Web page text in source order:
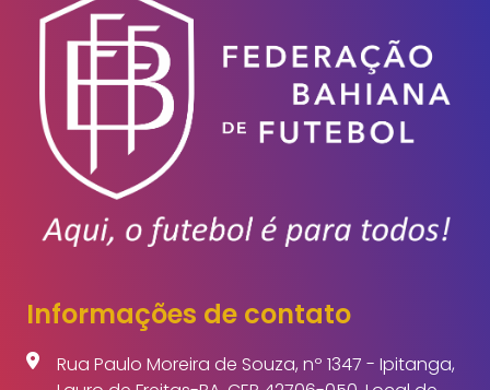
Informações de contato
Rua Paulo Moreira de Souza, nº 1347 - Ipitanga,